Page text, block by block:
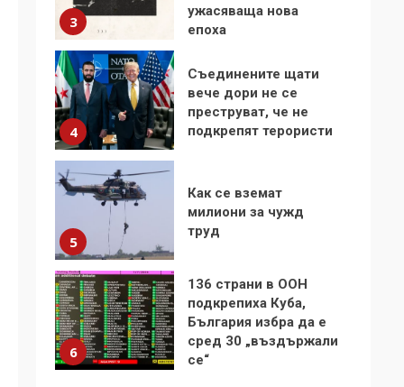
3
ужасяваща нова
епоха
4
Съединените щати
вече дори не се
преструват, че не
подкрепят терористи
5
Как се вземат
милиони за чужд
труд
6
136 страни в ООН
подкрепиха Куба,
България избра да е
сред 30 „въздържали
се“